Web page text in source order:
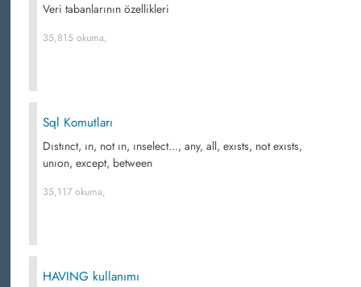
Veri tabanlarının özellikleri
35,815 okuma,
Sql Komutları
Dıstınct, ın, not ın, ınselect..., any, all, exısts, not exısts,
unıon, except, between
35,117 okuma,
HAVING kullanımı